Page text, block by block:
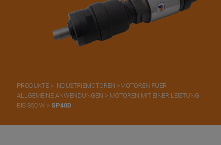
PRODUKTE > INDUSTRIEMOTOREN >​MOTOREN FUER
ALLGEMEINE ANWENDUNGEN > MOTOREN MIT EINER LEISTUNG
BIS 850 W > SP40D